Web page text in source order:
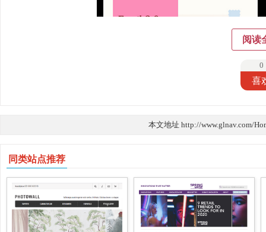
阅读
0
喜
本文地址 http://www.glnav.com/
同类站点推荐